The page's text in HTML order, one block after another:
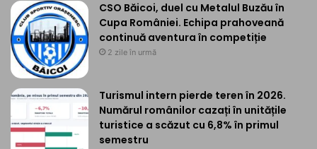
CSO Băicoi, duel cu Metalul Buzău în
Cupa României. Echipa prahoveană
continuă aventura în competiție
2 zile în urmă
Turismul intern pierde teren în 2026.
Numărul românilor cazați în unitățile
turistice a scăzut cu 6,8% în primul
semestru